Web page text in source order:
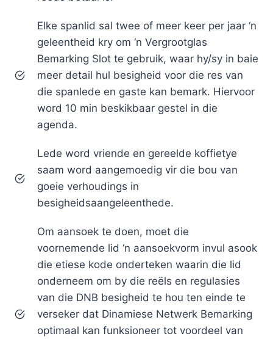
Elke spanlid sal twee of meer keer per jaar ‘n
geleentheid kry om ‘n Vergrootglas
Bemarking Slot te gebruik, waar hy/sy in baie
meer detail hul besigheid voor die res van
die spanlede en gaste kan bemark. Hiervoor
word 10 min beskikbaar gestel in die
agenda.
Lede word vriende en gereelde koffietye
saam word aangemoedig vir die bou van
goeie verhoudings in
besigheidsaangeleenthede.
Om aansoek te doen, moet die
voornemende lid ‘n aansoekvorm invul asook
die etiese kode onderteken waarin die lid
onderneem om by die reëls en regulasies
van die DNB besigheid te hou ten einde te
verseker dat Dinamiese Netwerk Bemarking
optimaal kan funksioneer tot voordeel van